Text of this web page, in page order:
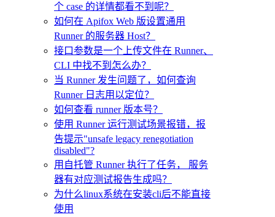
个 case 的详情都看不到呢？
如何在 Apifox Web 版设置通用
Runner 的服务器 Host？
接口参数是一个上传文件在 Runner、
CLI 中找不到怎么办？
当 Runner 发生问题了，如何查询
Runner 日志用以定位？
如何查看 runner 版本号？
使用 Runner 运行测试场景报错，报
告提示"unsafe legacy renegotiation
disabled"?
用自托管 Runner 执行了任务， 服务
器有对应测试报告生成吗？
为什么linux系统在安装cli后不能直接
使用